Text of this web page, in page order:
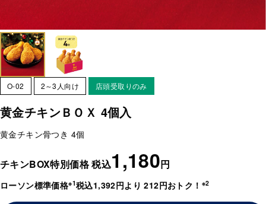
O-02 2～3人向け 店頭受取りのみ
黄金チキンＢＯＸ 4個入
黄金チキン骨つき 4個
チキンBOX特別価格 税込1,180円
ローソン標準価格※1税込1,392円より 212円おトク！ ※2